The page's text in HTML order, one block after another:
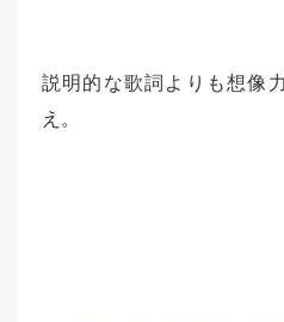
説明的な歌詞よりも想像
え。